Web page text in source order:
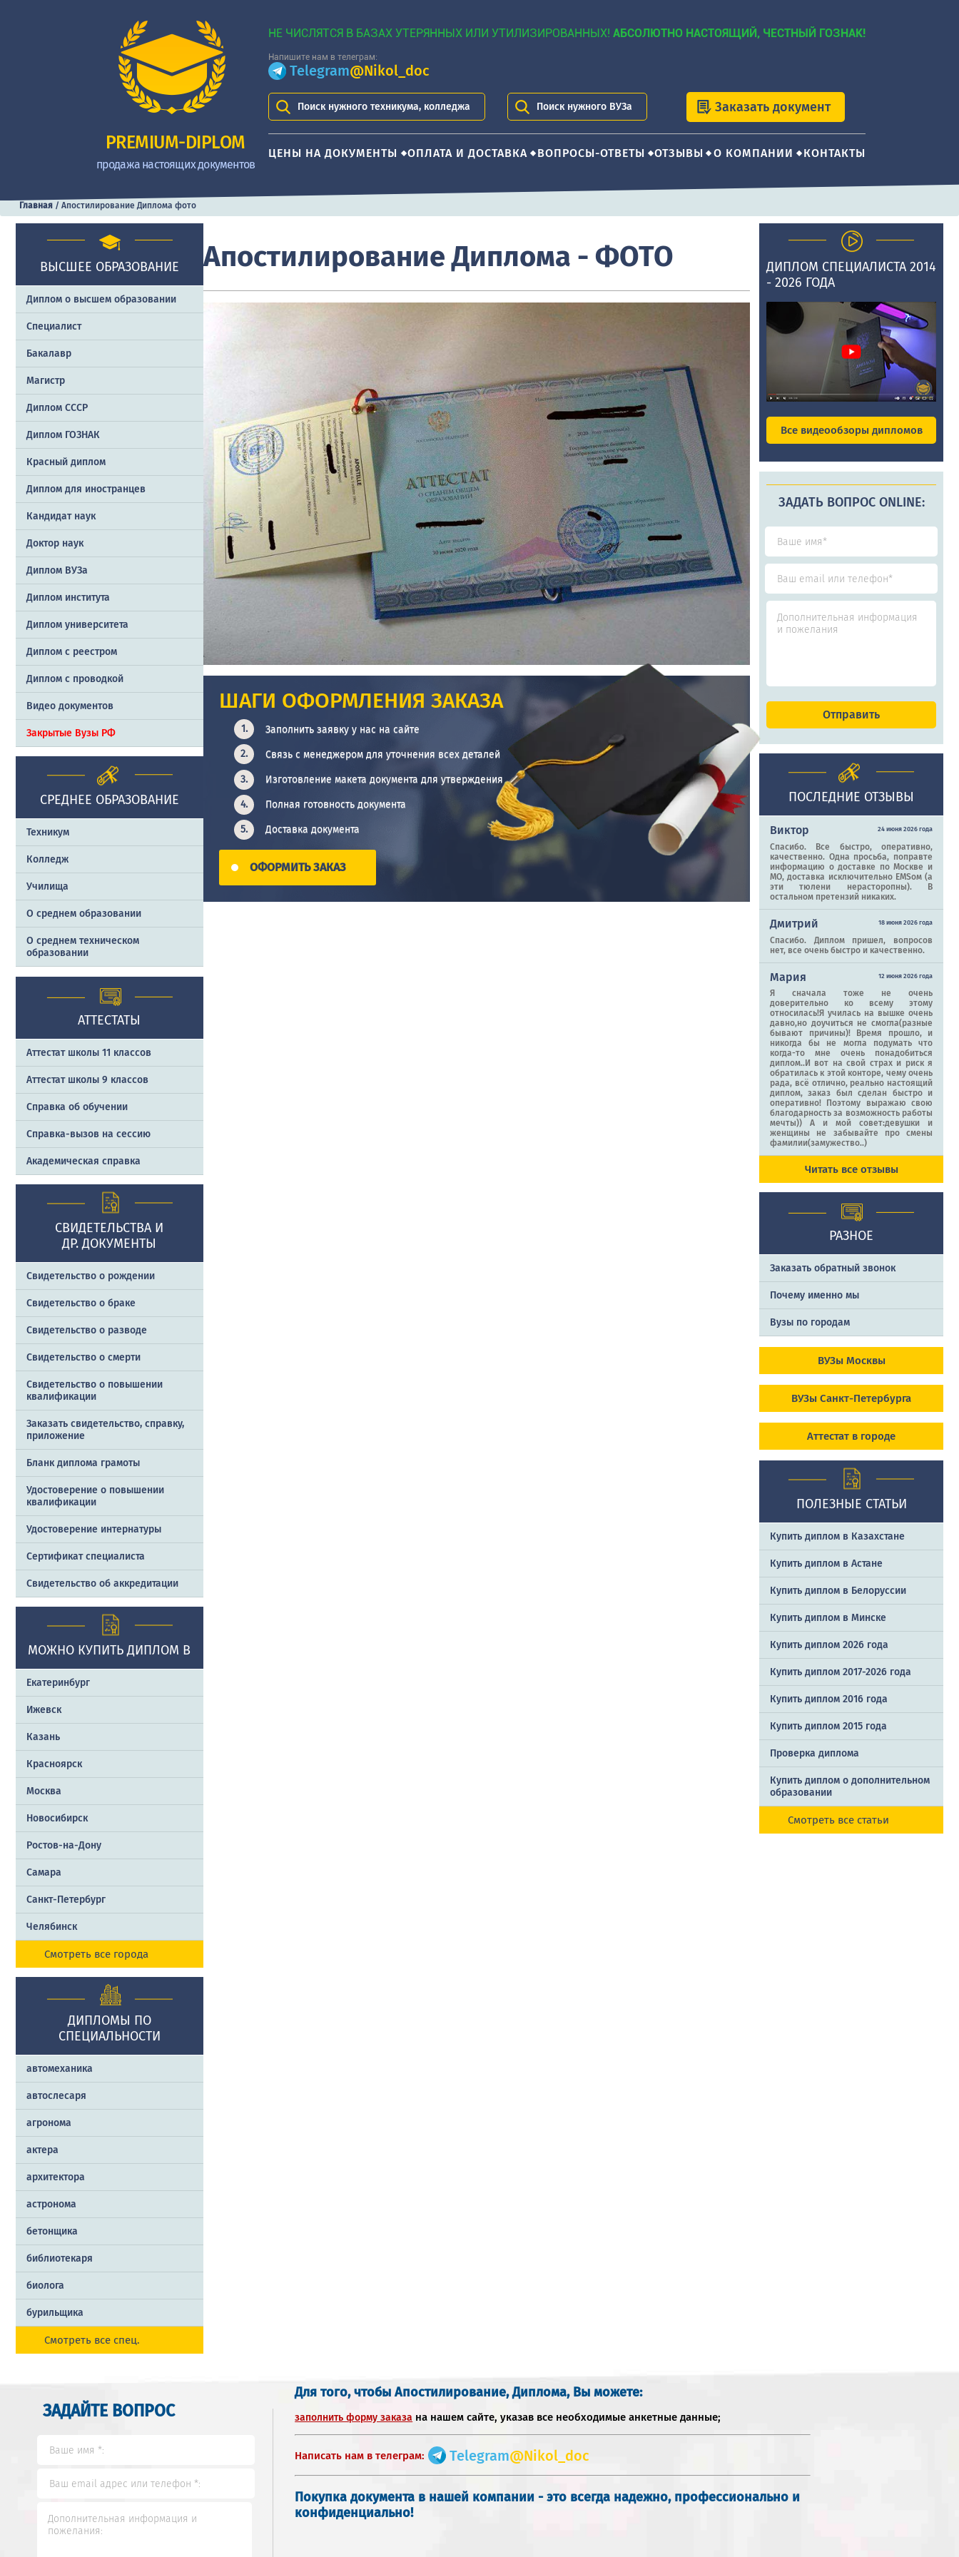
PREMIUM-DIPLOM
продажа настоящих документов
НЕ ЧИСЛЯТСЯ В БАЗАХ УТЕРЯННЫХ ИЛИ УТИЛИЗИРОВАННЫХ!АБСОЛЮТНО НАСТОЯЩИЙ, ЧЕСТНЫЙ ГОЗНАК!
Напишите нам в телеграм:
Telegram@Nikol_doc
Поиск нужного техникума, колледжа Поиск нужного ВУЗа Заказать документ
ЦЕНЫ НА ДОКУМЕНТЫ ОПЛАТА И ДОСТАВКА ВОПРОСЫ-ОТВЕТЫ ОТЗЫВЫ О КОМПАНИИ КОНТАКТЫ
Главная / Апостилирование Диплома фото
ВЫСШЕЕ ОБРАЗОВАНИЕ
Диплом о высшем образовании
Специалист
Бакалавр
Магистр
Диплом СССР
Диплом ГОЗНАК
Красный диплом
Диплом для иностранцев
Кандидат наук
Доктор наук
Диплом ВУЗа
Диплом института
Диплом университета
Диплом с реестром
Диплом с проводкой
Видео документов
Закрытые Вузы РФ
СРЕДНЕЕ ОБРАЗОВАНИЕ
Техникум
Колледж
Училища
О среднем образовании
О среднем техническом
образовании
АТТЕСТАТЫ
Аттестат школы 11 классов
Аттестат школы 9 классов
Справка об обучении
Справка-вызов на сессию
Академическая справка
СВИДЕТЕЛЬСТВА И
ДР. ДОКУМЕНТЫ
Свидетельство о рождении
Свидетельство о браке
Свидетельство о разводе
Свидетельство о смерти
Свидетельство о повышении
квалификации
Заказать cвидетельство, справку,
приложение
Бланк диплома грамоты
Удостоверение о повышении
квалификации
Удостоверение интернатуры
Сертификат специалиста
Свидетельство об аккредитации
МОЖНО КУПИТЬ ДИПЛОМ В
Екатеринбург
Ижевск
Казань
Красноярск
Москва
Новосибирск
Ростов-на-Дону
Самара
Санкт-Петербург
Челябинск
Смотреть все города
ДИПЛОМЫ ПО
СПЕЦИАЛЬНОСТИ
автомеханика
автослесаря
агронома
актера
архитектора
астронома
бетонщика
библиотекаря
биолога
бурильщика
Смотреть все спец.
Апостилирование Диплома - ФОТО
ШАГИ ОФОРМЛЕНИЯ ЗАКАЗА
Заполнить заявку у нас на сайте
Связь с менеджером для уточнения всех деталей
Изготовление макета документа для утверждения
Полная готовность документа
Доставка документа
ОФОРМИТЬ ЗАКАЗ
ДИПЛОМ СПЕЦИАЛИСТА 2014
- 2026 ГОДА
Все видеообзоры дипломов
ЗАДАТЬ ВОПРОС ONLINE:
ПОСЛЕДНИЕ ОТЗЫВЫ
Виктор 24 июня 2026 года
Спасибо. Все быстро, оперативно,
качественно. Одна просьба, поправте
информацию о доставке по Москве и
МО, доставка исключительно EMSом (а
эти тюлени нерасторопны). В
остальном претензий никаких.
Дмитрий 18 июня 2026 года
Спасибо. Диплом пришел, вопросов
нет, все очень быстро и качественно.
Мария 12 июня 2026 года
Я сначала тоже не очень
доверительно ко всему этому
относилась!Я училась на вышке очень
давно,но доучиться не смогла(разные
бывают причины)! Время прошло, и
никогда бы не могла подумать что
когда-то мне очень понадобиться
диплом..И вот на свой страх и риск я
обратилась к этой конторе, чему очень
рада, всё отлично, реально настоящий
диплом, заказ был сделан быстро и
оперативно! Поэтому выражаю свою
благодарность за возможность работы
мечты)) А и мой совет:девушки и
женщины не забывайте про смены
фамилии(замужество..)
Читать все отзывы
РАЗНОЕ
Заказать обратный звонок
Почему именно мы
Вузы по городам
ВУЗы Москвы
ВУЗы Санкт-Петербурга
Аттестат в городе
ПОЛЕЗНЫЕ СТАТЬИ
Купить диплом в Казахстане
Купить диплом в Астане
Купить диплом в Белоруссии
Купить диплом в Минске
Купить диплом 2026 года
Купить диплом 2017-2026 года
Купить диплом 2016 года
Купить диплом 2015 года
Проверка диплома
Купить диплом о дополнительном
образовании
Смотреть все статьи
ЗАДАЙТЕ ВОПРОС
Для того, чтобы Апостилирование, Диплома, Вы можете:
заполнить форму заказа на нашем сайте, указав все необходимые анкетные данные;
Написать нам в телеграм: Telegram@Nikol_doc
Покупка документа в нашей компании - это всегда надежно, профессионально и
конфиденциально!